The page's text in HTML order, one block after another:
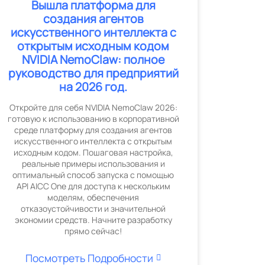
Вышла платформа для
создания агентов
искусственного интеллекта с
открытым исходным кодом
NVIDIA NemoClaw: полное
руководство для предприятий
на 2026 год.
Откройте для себя NVIDIA NemoClaw 2026:
готовую к использованию в корпоративной
среде платформу для создания агентов
искусственного интеллекта с открытым
исходным кодом. Пошаговая настройка,
реальные примеры использования и
оптимальный способ запуска с помощью
API AICC One для доступа к нескольким
моделям, обеспечения
отказоустойчивости и значительной
экономии средств. Начните разработку
прямо сейчас!
Посмотреть Подробности